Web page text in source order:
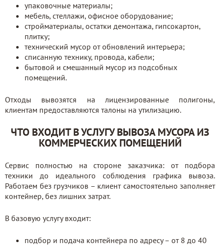
упаковочные материалы;
мебель, стеллажи, офисное оборудование;
стройматериалы, остатки демонтажа, гипсокартон,
плитку;
технический мусор от обновлений интерьера;
списанную технику, провода, кабели;
бытовой и смешанный мусор из подсобных
помещений.
Отходы вывозятся на лицензированные полигоны,
клиентам предоставляются талоны на утилизацию.
ЧТО ВХОДИТ В УСЛУГУ ВЫВОЗА МУСОРА ИЗ
КОММЕРЧЕСКИХ ПОМЕЩЕНИЙ
Сервис полностью на стороне заказчика: от подбора
техники до идеального соблюдения графика вывоза.
Работаем без грузчиков – клиент самостоятельно заполняет
контейнер, без лишних затрат.
В базовую услугу входит:
подбор и подача контейнера по адресу – от 8 до 40